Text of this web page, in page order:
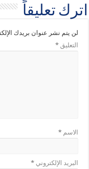
اترك تعليقاً
لن يتم نشر عنوان بريدك
التعليق*
الاسم*
البريد الإلكتروني*